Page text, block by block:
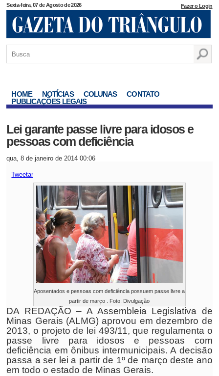
Sexta-feira, 07 de Agosto de 2026 Fazer o Login
HOME NOTÍCIAS COLUNAS
CONTATO
PUBLICAÇÕES LEGAIS
Lei garante passe livre para idosos e
pessoas com deficiência
qua, 8 de janeiro de 2014 00:06
Tweetar
Aposentados e pessoas com deficiência possuem passe livre a
partir de março . Foto: Divulgação
DA REDAÇÃO – A Assembleia Legislativa de
Minas Gerais (ALMG) aprovou em dezembro de
2013, o projeto de lei 493/11, que regulamenta o
passe livre para idosos e pessoas com
deficiência em ônibus intermunicipais. A decisão
passa a ser lei a partir de 1º de março deste ano
em todo o estado de Minas Gerais.